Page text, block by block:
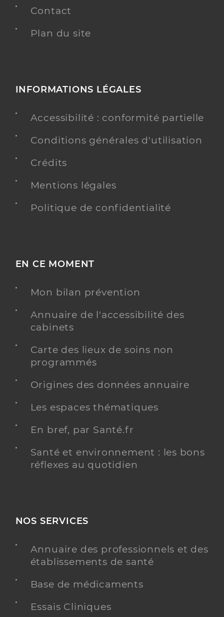
Contact
Plan du site
INFORMATIONS LÉGALES
Accessibilité : conformité partielle
Conditions générales d'utilisation
Crédits
Mentions légales
Politique de confidentialité
EN CE MOMENT
Mon bilan prévention
Annuaire de l'accessibilité des
cabinets
Carte des lieux de soins non
programmés
Origines des données annuaire
Les espaces thématiques
En bref, par Santé.fr
Santé et environnement : les bons
réflexes au quotidien
NOS SERVICES
Annuaire des professionnels et des
établissements de santé
Base de médicaments
Essais Cliniques